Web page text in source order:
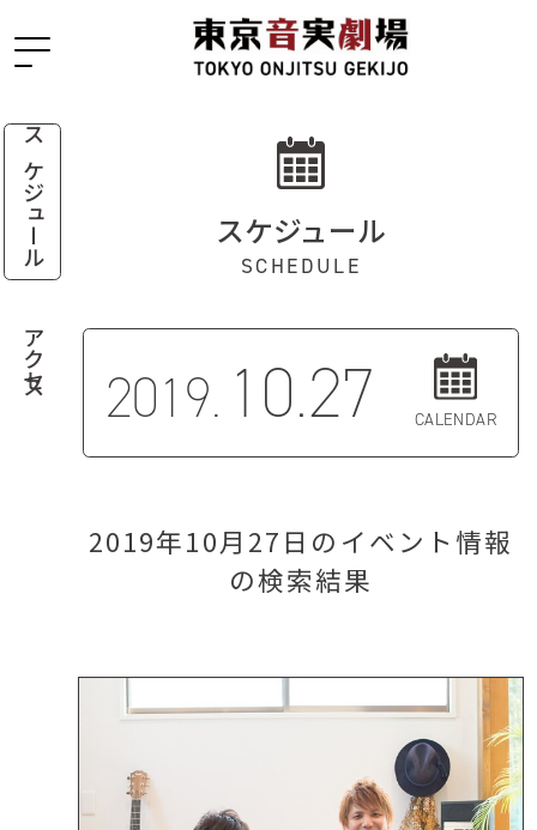
スケジュール
アクセス
スケジュール
SCHEDULE
2019. 10.27 CALENDAR
2019年10月27日のイベント情報
の検索結果